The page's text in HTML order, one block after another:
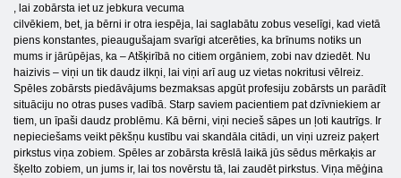
, lai zobārsta iet uz jebkura vecuma
cilvēkiem, bet, ja bērni ir otra iespēja, lai saglabātu zobus veselīgi, kad vietā
piens konstantes, pieaugušajam svarīgi atcerēties, ka brīnums notiks un
mums ir jārūpējas, ka – Atšķirībā no citiem orgāniem, zobi nav dziedēt. Nu
haizivis – viņi un tik daudz ilkņi, lai viņi arī aug uz vietas nokritusi vēlreiz.
Spēles zobārsts piedāvājums bezmaksas apgūt profesiju zobārsts un parādīt
situāciju no otras puses vadībā. Starp saviem pacientiem pat dzīvniekiem ar
tiem, un īpaši daudz problēmu. Kā bērni, viņi necieš sāpes un ļoti kautrīgs. Ir
nepieciešams veikt pēkšņu kustību vai skandāla citādi, un viņi uzreiz paķert
pirkstus viņa zobiem. Spēles ar zobārsta krēslā laikā jūs sēdus mērkaķis ar
šķelto zobiem, un jums ir, lai tos novērstu tā, lai zaudēt pirkstus. Viņa mēģina